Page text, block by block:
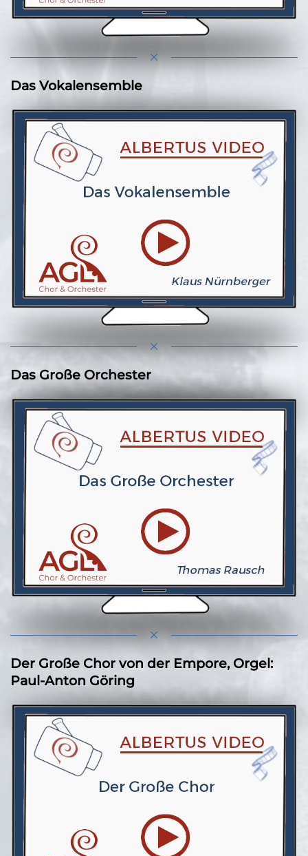
Das Vokalensemble
Das Große Orchester
Der Große Chor von der Empore, Orgel:
Paul-Anton Göring